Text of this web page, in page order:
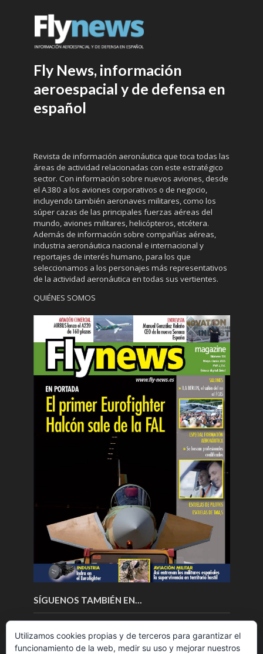
Fly News, información
aeroespacial y de defensa en
español
Revista de información aeronáutica que toca todas las
áreas de actividad relacionadas con este estratégico
sector. Con información sobre nuevos aviones, desde
el A380 a los aviones corporativos o de negocio,
incluyendo también aeronaves militares, como los
súper cazas de las principales fuerzas aéreas del
mundo, aviones militares, helicópteros, etcétera.
Además de información sobre compañías aéreas,
industria aeronáutica nacional e internacional y
reportajes de interés humano, para los que
seleccionamos a los personajes más representativos
de la actividad aeronáutica en todas sus vertientes.
QUIÉNES SOMOS
SÍGUENOS TAMBIÉN EN…
Utilizamos cookies propias y de terceros para garantizar el
funcionamiento de la web, medir su uso y mejorar nuestros